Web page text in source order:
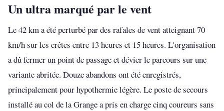
Un ultra marqué par le vent
Le 42 km a été perturbé par des rafales de vent atteignant 70
km/h sur les crêtes entre 13 heures et 15 heures. L'organisation
a dû fermer un point de passage et dévier le parcours sur une
variante abritée. Douze abandons ont été enregistrés,
principalement pour hypothermie légère. Le poste de secours
installé au col de la Grange a pris en charge cinq coureurs sans